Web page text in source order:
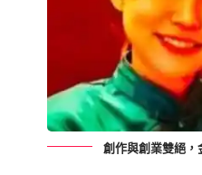
創作與創業雙絕，